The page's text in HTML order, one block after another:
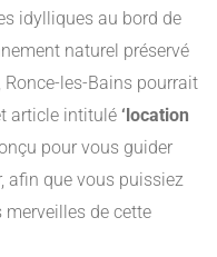
idylliques au bord de
naturel préservé
les-Bains pourrait
article intitulé ‘location
pour vous guider
afin que vous puissiez
de cette